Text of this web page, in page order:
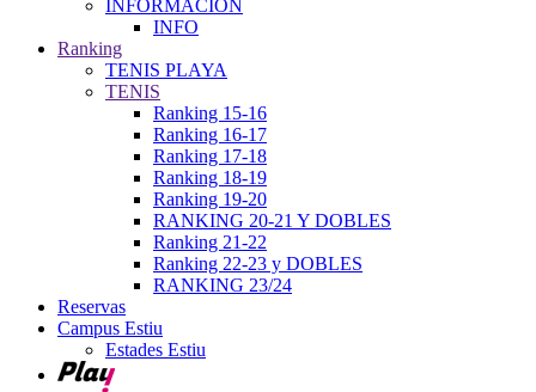
INFORMACION
INFO
Ranking
TENIS PLAYA
TENIS
Ranking 15-16
Ranking 16-17
Ranking 17-18
Ranking 18-19
Ranking 19-20
RANKING 20-21 Y DOBLES
Ranking 21-22
Ranking 22-23 y DOBLES
RANKING 23/24
Reservas
Campus Estiu
Estades Estiu